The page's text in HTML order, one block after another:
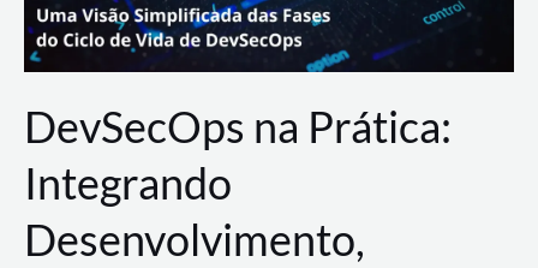
DevSecOps na Prática:
Integrando
Desenvolvimento,